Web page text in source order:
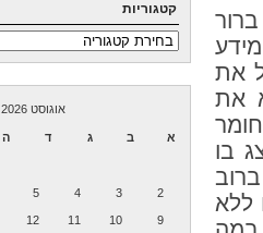
את
את
בו
ללא
קטגוריות
קטגוריות
אוגוסט 2026
א ב ג ד ה
2
3
4
5
9
10
11
12